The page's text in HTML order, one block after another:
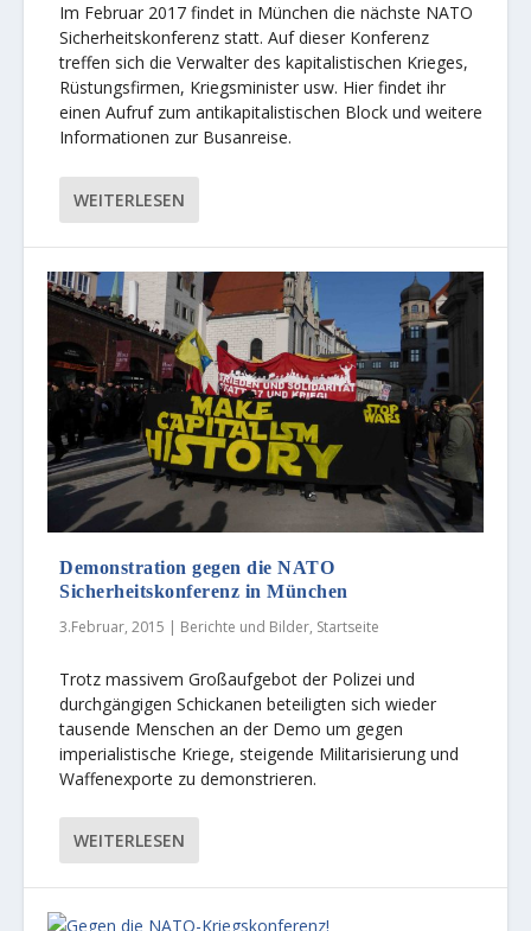
Im Februar 2017 findet in München die nächste NATO
Sicherheitskonferenz statt. Auf dieser Konferenz
treffen sich die Verwalter des kapitalistischen Krieges,
Rüstungsfirmen, Kriegsminister usw. Hier findet ihr
einen Aufruf zum antikapitalistischen Block und weitere
Informationen zur Busanreise.
WEITERLESEN
Demonstration gegen die NATO
Sicherheitskonferenz in München
3.Februar, 2015 | Berichte und Bilder, Startseite
Trotz massivem Großaufgebot der Polizei und
durchgängigen Schickanen beteiligten sich wieder
tausende Menschen an der Demo um gegen
imperialistische Kriege, steigende Militarisierung und
Waffenexporte zu demonstrieren.
WEITERLESEN